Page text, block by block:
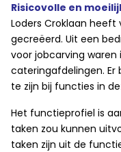
Risicovolle en
Loders Croklaan
gecreëerd. Uit een
voor jobcarving
cateringafdelingen.
te zijn bij functies in
Het functieprofiel is
taken zou kunnen
taken zijn uit de